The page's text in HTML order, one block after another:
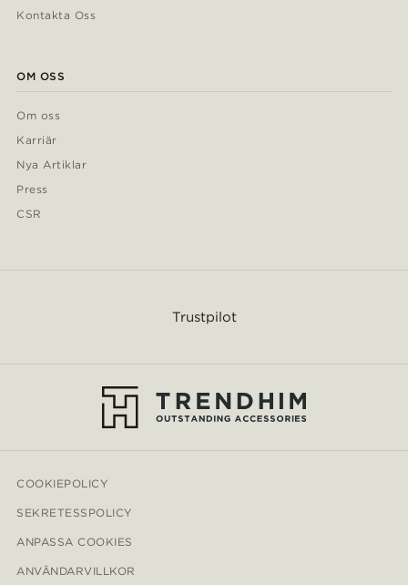
Kontakta Oss
OM OSS
Om oss
Karriär
Nya Artiklar
Press
CSR
Trustpilot
COOKIEPOLICY
SEKRETESSPOLICY
ANPASSA COOKIES
ANVÄNDARVILLKOR